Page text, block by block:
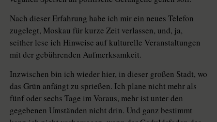
Nach dieser Erfahrung habe ich mir ein neues Telefon
zugelegt, Moskau für kurze Zeit verlassen, und, ja,
seither lese ich Hinweise auf kulturelle Veranstaltungen
mit der gebührenden Aufmerksamkeit.
Inzwischen bin ich wieder hier, in dieser großen Stadt, wo
das Grün anfängt zu sprießen. Ich plane nicht mehr als
fünf oder sechs Tage im Voraus, mehr ist unter den
gegebenen Umständen nicht drin. Und ganz bestimmt